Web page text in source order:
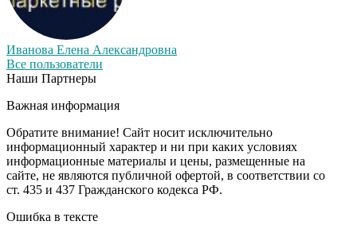
Иванова Елена Александровна
Все пользователи
Наши Партнеры
Важная информация
Обратите внимание! Сайт носит исключительно
информационный характер и ни при каких условиях
информационные материалы и цены, размещенные на
сайте, не являются публичной офертой, в соответствии со
ст. 435 и 437 Гражданского кодекса РФ.
Ошибка в тексте